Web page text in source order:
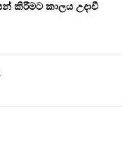
කිරීමට කාලය උදාවී